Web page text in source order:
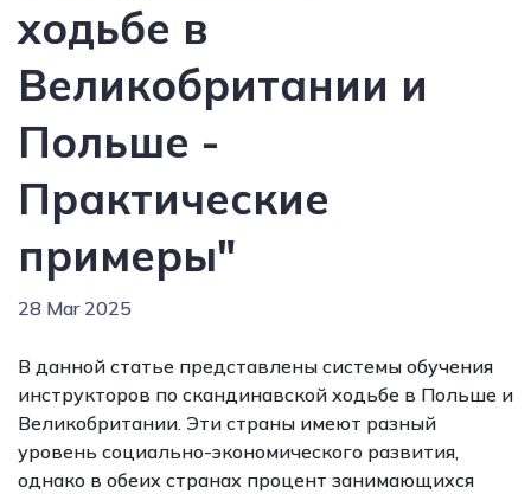
ходьбе в
Великобритании и
Польше -
Практические
примеры"
28 Mar 2025
В данной статье представлены системы обучения
инструкторов по скандинавской ходьбе в Польше и
Великобритании. Эти страны имеют разный
уровень социально-экономического развития,
однако в обеих странах процент занимающихся